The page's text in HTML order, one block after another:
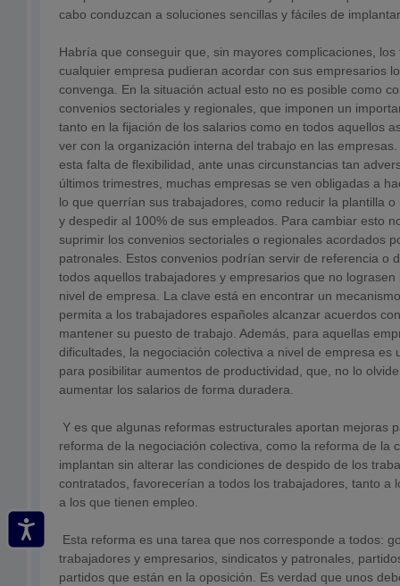
cabo conduzcan a soluciones sencillas y fáciles de
Habría que conseguir que, sin mayores complicaciones,
cualquier empresa pudieran acordar con sus empresarios
convenga. En la situación actual esto no es posible como
convenios sectoriales y regionales, que imponen un
tanto en la fijación de los salarios como en todos aquellos
ver con la organización interna del trabajo en las
esta falta de flexibilidad, ante unas circunstancias tan
últimos trimestres, muchas empresas se ven obligadas a
lo que querrían sus trabajadores, como reducir la plantilla
y despedir al 100% de sus empleados. Para cambiar esto
suprimir los convenios sectoriales o regionales acordados
patronales. Estos convenios podrían servir de referencia o
todos aquellos trabajadores y empresarios que no
nivel de empresa. La clave está en encontrar un
permita a los trabajadores españoles alcanzar acuerdos
mantener su puesto de trabajo. Además, para aquellas
dificultades, la negociación colectiva a nivel de empresa es
para posibilitar aumentos de productividad, que, no lo
aumentar los salarios de forma duradera.
Y es que algunas reformas estructurales aportan mejoras
reforma de la negociación colectiva, como la reforma de la
implantan sin alterar las condiciones de despido de los
contratados, favorecerían a todos los trabajadores, tanto a
a los que tienen empleo.
Esta reforma es una tarea que nos corresponde a todos:
trabajadores y empresarios, sindicatos y patronales,
partidos que están en la oposición. Es verdad que unos